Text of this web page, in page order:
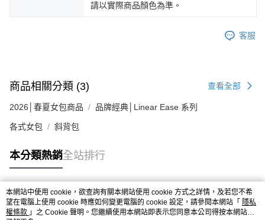
請以實際商品顏色為準。
客服
商品相關分類 (3) 查看全部
2026│春夏女包商品 品牌經典│Linear Ease 系列
各式女包 斜背包
本分類熱銷全站排行
熱門標籤
本網站中使用 cookie，欲查詢有關本網站使用 cookie 方式之詳情，及若您不希
望在電腦上使用 cookie 時應如何變更電腦的 cookie 設定，請參閱本網站「 隱私
權條款 」之 Cookie 聲明。您繼續使用本網站即表示您同意本公司得按本網站使